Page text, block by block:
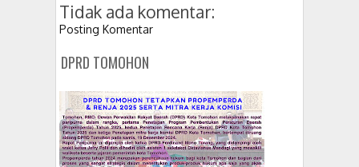
Tidak ada komentar:
Posting Komentar
DPRD TOMOHON